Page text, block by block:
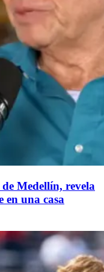
Medellín, revela
una casa